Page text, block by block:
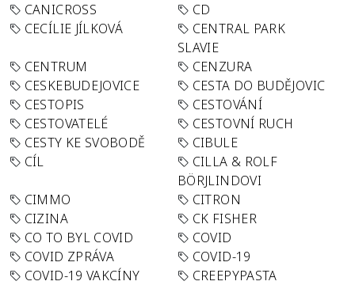
CANICROSS
CD
CECÍLIE JÍLKOVÁ
CENTRAL PARK
SLAVIE
CENTRUM
CENZURA
CESKEBUDEJOVICE
CESTA DO BUDĚJOVIC
CESTOPIS
CESTOVÁNÍ
CESTOVATELÉ
CESTOVNÍ RUCH
CESTY KE SVOBODĚ
CIBULE
CÍL
CILLA & ROLF
BÖRJLINDOVI
CIMMO
CITRON
CIZINA
CK FISHER
CO TO BYL COVID
COVID
COVID ZPRÁVA
COVID-19
COVID-19 VAKCÍNY
CREEPYPASTA